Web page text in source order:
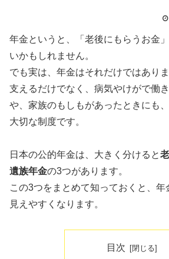
年金というと、「老後にもらうお金
いかもしれません。
でも実は、年金はそれだけではあり
支えるだけでなく、病気やけがで働
や、家族のもしもがあったときにも
大切な制度です。
日本の公的年金は、大きく分けると
遺族年金の3つがあります。
この3つをまとめて知っておくと、年
見えやすくなります。
目次